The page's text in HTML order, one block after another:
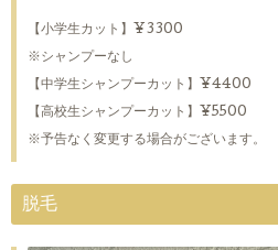
【小学生カット】¥3300
※シャンプーなし
【中学生シャンプーカット】¥4400
【高校生シャンプーカット】¥5500
※予告なく変更する場合がございます。
脱毛